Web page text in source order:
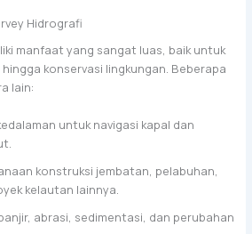
Hidrografi
manfaat yang sangat luas, baik untuk
konservasi lingkungan. Beberapa
lain:
untuk navigasi kapal dan
konstruksi jembatan, pelabuhan,
kelautan lainnya.
abrasi, sedimentasi, dan perubahan